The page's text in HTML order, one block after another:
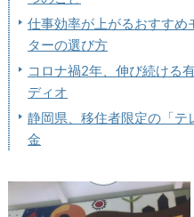
仕事効率が上がるおすすめ
ターの選び方
コロナ禍2年、伸び続ける
ディオ
静岡県、移住者限定の「テ
金